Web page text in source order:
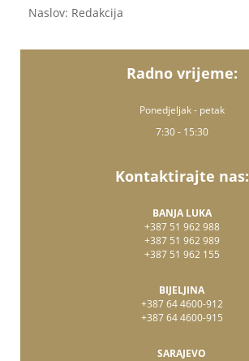
Naslov: Redakcija
Radno vrijeme:
Ponedjeljak - petak
7:30 - 15:30
Kontaktirajte nas:
BANJA LUKA
+387 51 962 988
+387 51 962 989
+387 51 962 155
BIJELJINA
+387 64 4600-912
+387 64 4600-915
SARAJEVO